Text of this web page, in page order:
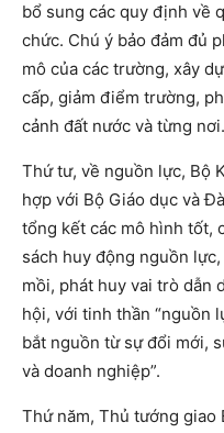
bổ sung các quy định về
chức. Chú ý bảo đảm đủ
mô của các trường, xây
cấp, giảm điểm trường,
cảnh đất nước và từng nơi.
Thứ tư, về nguồn lực, Bộ
hợp với Bộ Giáo dục và
tổng kết các mô hình tốt,
sách huy động nguồn
mồi, phát huy vai trò dẫn
hội, với tinh thần “nguồn
bắt nguồn từ sự đổi mới,
và doanh nghiệp”.
Thứ năm, Thủ tướng giao